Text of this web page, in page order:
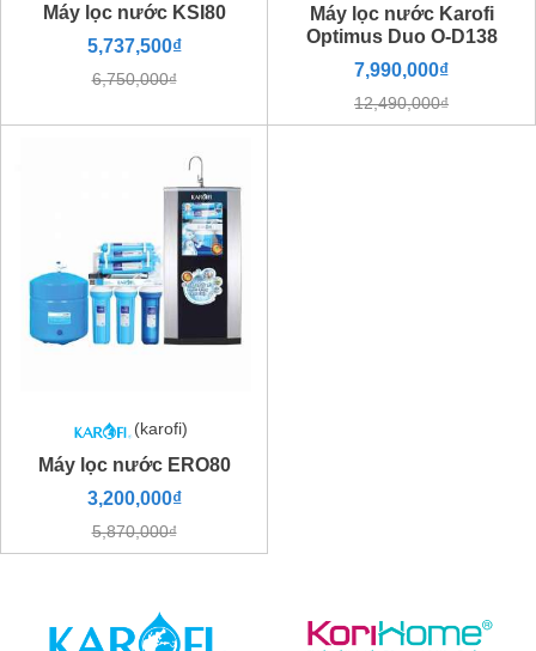
Máy lọc nước KSI80
5,737,500₫
6,750,000₫
Máy lọc nước Karofi
Optimus Duo O-D138
7,990,000₫
12,490,000₫
(karofi)
Máy lọc nước ERO80
3,200,000₫
5,870,000₫